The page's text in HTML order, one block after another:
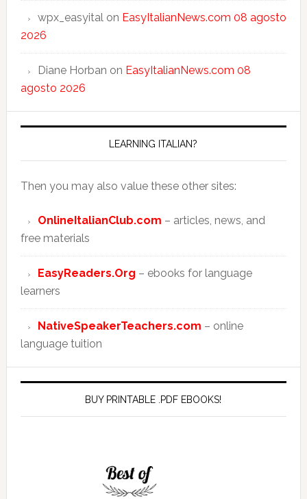
wpx_easyitalon EasyItalianNews.com 08 agosto
2026
Diane Horban on EasyItalianNews.com 08
agosto 2026
LEARNING ITALIAN?
Then you may also value these other sites:
OnlineItalianClub.com – articles, news, and
free materials
EasyReaders.Org – ebooks for language
learners
NativeSpeakerTeachers.com – online
language tuition
BUY PRINTABLE .PDF EBOOKS!